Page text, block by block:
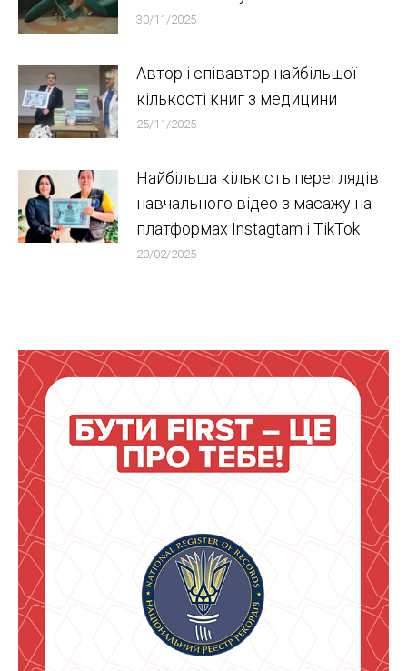
30/11/2025
Автор і співавтор найбільшої
кількості книг з медицини
25/11/2025
Найбільша кількість переглядів
навчального відео з масажу на
платформах Instagtam i TikTok
20/02/2025